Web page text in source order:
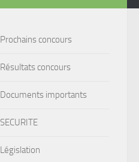
Prochains concours
Résultats concours
Documents importants
SECURITE
Législation